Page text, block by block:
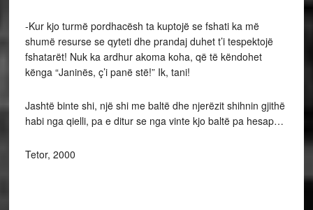
-Kur kjo turmë pordhacësh ta kuptojë se fshati ka më
shumë resurse se qyteti dhe prandaj duhet t’i tespektojë
fshatarët! Nuk ka ardhur akoma koha, që të këndohet
kënga “Janinës, ç’i panë stë!” Ik, tani!
Jashtë binte shi, një shi me baltë dhe njerëzit shihnin gjithë
habi nga qielli, pa e ditur se nga vinte kjo baltë pa hesap…
Tetor, 2000